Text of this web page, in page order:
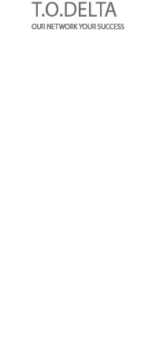
L’uscita di scena di